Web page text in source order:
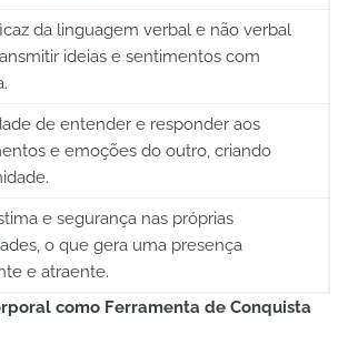
da linguagem verbal e não verbal
ideias e sentimentos com
de entender e responder aos
e emoções do outro, criando
e segurança nas próprias
o que gera uma presença
e atraente.
como Ferramenta de Conquista